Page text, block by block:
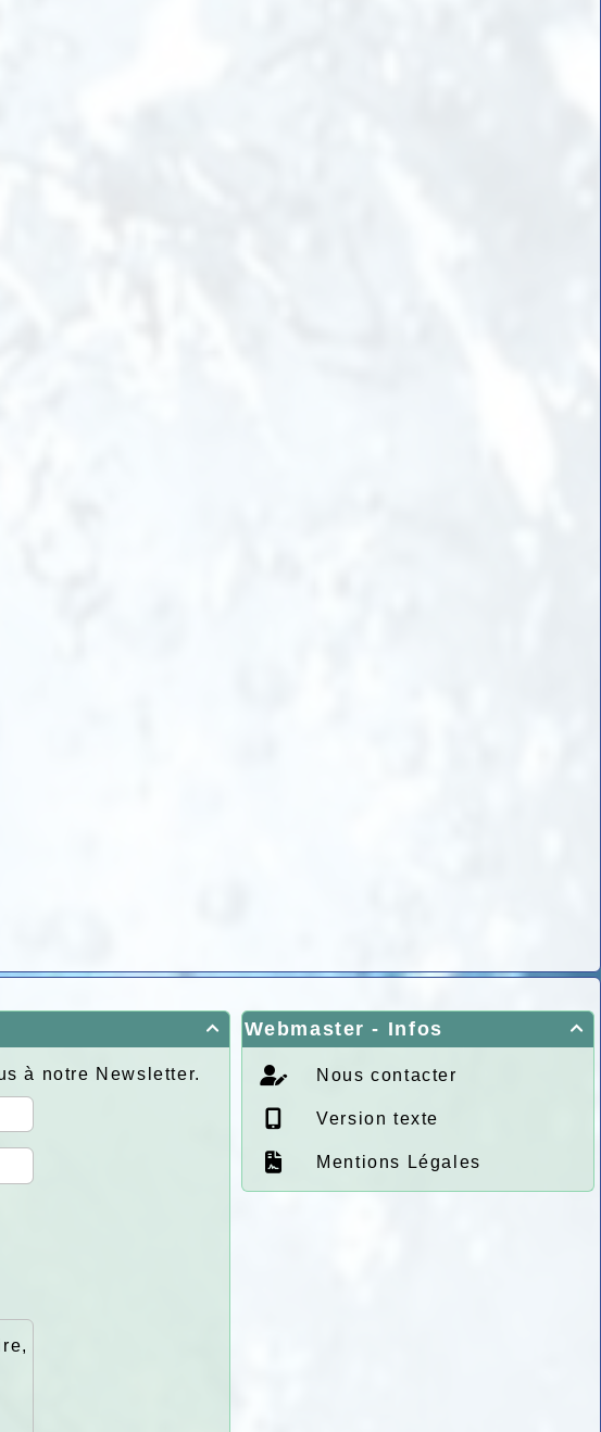

à notre Newsletter.

Webmaster - Infos
Nous contacter
Version texte
Mentions Légales